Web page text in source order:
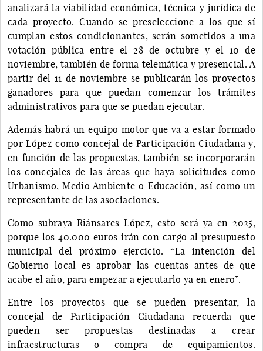
analizará la viabilidad económica, técnica y jurídica de
cada proyecto. Cuando se preseleccione a los que sí
cumplan estos condicionantes, serán sometidos a una
votación pública entre el 28 de octubre y el 10 de
noviembre, también de forma telemática y presencial. A
partir del 11 de noviembre se publicarán los proyectos
ganadores para que puedan comenzar los trámites
administrativos para que se puedan ejecutar.
Además habrá un equipo motor que va a estar formado
por López como concejal de Participación Ciudadana y,
en función de las propuestas, también se incorporarán
los concejales de las áreas que haya solicitudes como
Urbanismo, Medio Ambiente o Educación, así como un
representante de las asociaciones.
Como subraya Riánsares López, esto será ya en 2025,
porque los 40.000 euros irán con cargo al presupuesto
municipal del próximo ejercicio. “La intención del
Gobierno local es aprobar las cuentas antes de que
acabe el año, para empezar a ejecutarlo ya en enero”.
Entre los proyectos que se pueden presentar, la
concejal de Participación Ciudadana recuerda que
pueden ser propuestas destinadas a crear
infraestructuras o compra de equipamientos.